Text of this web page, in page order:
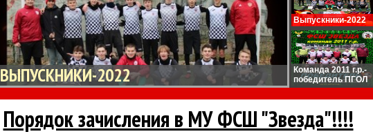
ВЫПУСКНИКИ-2022
Выпускники-2022
Команда 2011 г.р.-
победитель ПГОЛ
Порядок зачисления в МУ ФСШ "Звезда"!!!!